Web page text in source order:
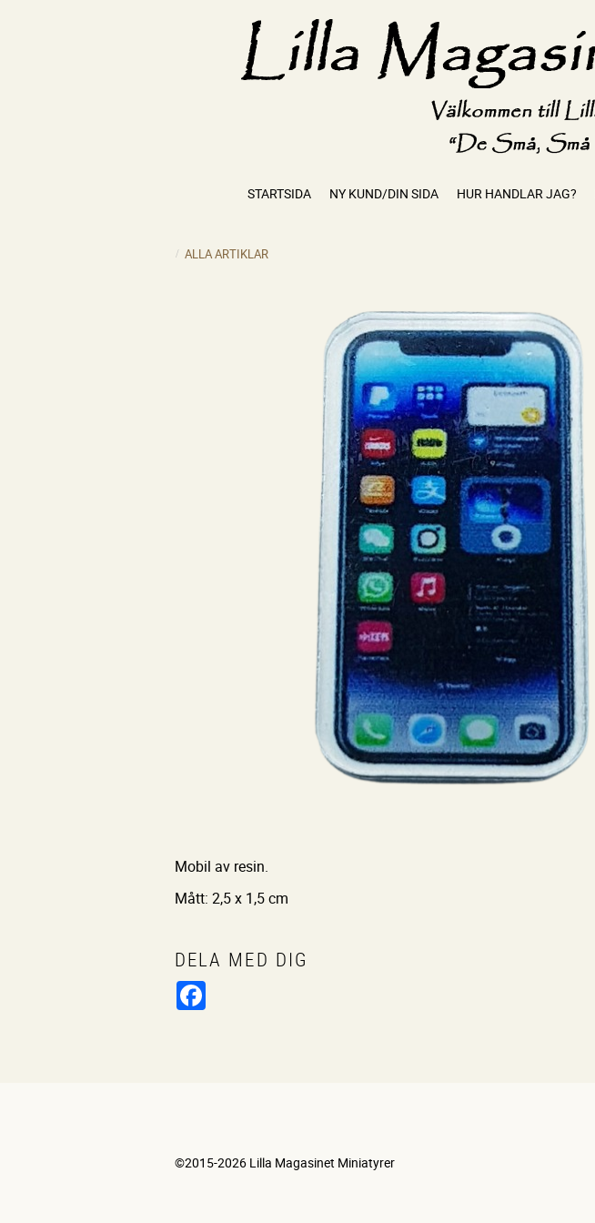
STARTSIDA NY KUND/DIN SIDA HUR HANDLAR JAG?
ALLA ARTIKLAR
Mobil av resin.
Mått: 2,5 x 1,5 cm
DELA MED DIG
©2015-2026 Lilla Magasinet Miniatyrer